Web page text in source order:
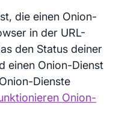
die einen Onion-
in der URL-
den Status deiner
einen Onion-Dienst
Dienste
Onion-